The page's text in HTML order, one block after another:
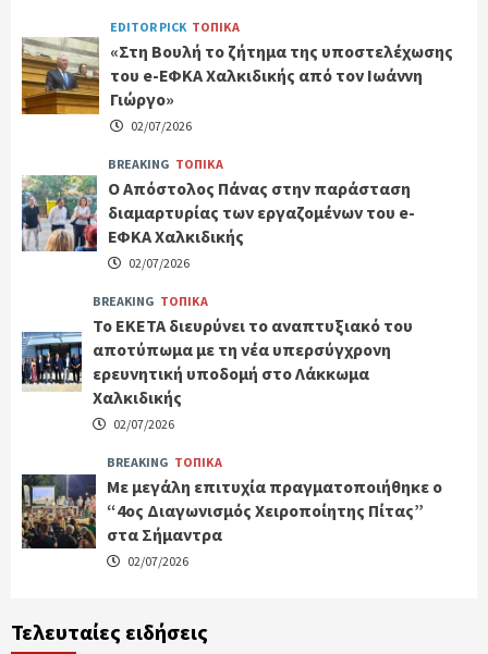
EDITOR PICK ΤΟΠΙΚΑ
«Στη Βουλή το ζήτημα της υποστελέχωσης
του e-ΕΦΚΑ Χαλκιδικής από τον Ιωάννη
Γιώργο»
02/07/2026
BREAKING ΤΟΠΙΚΑ
Ο Απόστολος Πάνας στην παράσταση
διαμαρτυρίας των εργαζομένων του e-
ΕΦΚΑ Χαλκιδικής
02/07/2026
BREAKING ΤΟΠΙΚΑ
Το ΕΚΕΤΑ διευρύνει το αναπτυξιακό του
αποτύπωμα με τη νέα υπερσύγχρονη
ερευνητική υποδομή στο Λάκκωμα
Χαλκιδικής
02/07/2026
BREAKING ΤΟΠΙΚΑ
Με μεγάλη επιτυχία πραγματοποιήθηκε ο
“4ος Διαγωνισμός Χειροποίητης Πίτας”
στα Σήμαντρα
02/07/2026
Τελευταίες ειδήσεις